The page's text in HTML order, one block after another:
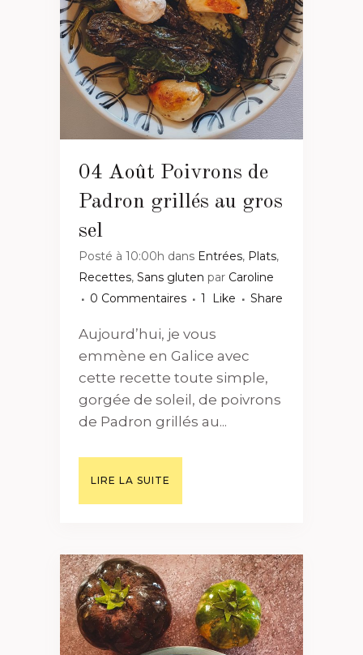
04 Août Poivrons de
Padron grillés au gros
sel
Posté à 10:00h dans Entrées, Plats,
Recettes, Sans gluten par Caroline
0 Commentaires
1 Like Share
Aujourd’hui, je vous
emmène en Galice avec
cette recette toute simple,
gorgée de soleil, de poivrons
de Padron grillés au...
LIRE LA SUITE